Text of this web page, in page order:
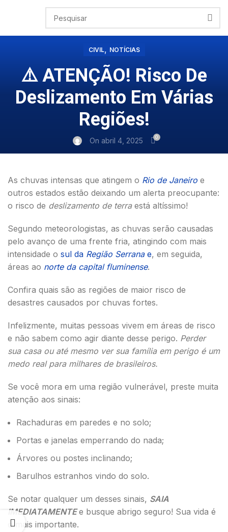
CIVIL, NOTÍCIAS
⚠️ ATENÇÃO! Risco De
Deslizamento Em Várias
Regiões!
On abril 4, 2025 0
As chuvas intensas que atingem o Rio de Janeiro e
outros estados estão deixando um alerta preocupante:
o risco de deslizamento de terraestá altíssimo!
Segundo meteorologistas, as chuvas serão causadas
pelo avanço de uma frente fria, atingindo com mais
intensidade o sul da Região Serranae, em seguida,
áreas ao norte da capital fluminense.
Confira quais são as regiões de maior risco de
desastres causados por chuvas fortes.
Infelizmente, muitas pessoas vivem em áreas de risco
e não sabem como agir diante desse perigo. Perder
sua casa ou até mesmo ver sua família em perigo é um
medo real para milhares de brasileiros.
Se você mora em uma região vulnerável, preste muita
atenção aos sinais:
Rachaduras em paredes e no solo;
Portas e janelas emperrando do nada;
Árvores ou postes inclinando;
Barulhos estranhos vindo do solo.
Se notar qualquer um desses sinais, SAIA
IMEDIATAMENTE e busque abrigo seguro! Sua vida é
o mais importante.